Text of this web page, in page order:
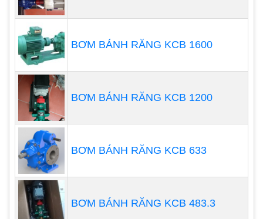
Bơm đặt cạn
Đây là những đặc điểm chính của bơm đặt cạn:
Giá thành rẻ.
Dễ lắp đặt và bảo dưỡng.
Khả năng hút nước nông, dưới 10m.
Khả năng đẩy nước thấp.
BƠM BÁNH RĂNG KCB 1600
BƠM BÁNH RĂNG KCB 1200
BƠM BÁNH RĂNG KCB 633
BƠM BÁNH RĂNG KCB 483.3